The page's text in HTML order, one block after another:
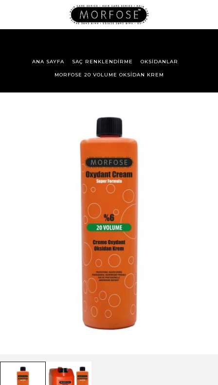
ANA SAYFA SAÇ RENKLENDIRME OKSIDANLAR
MORFOSE 20 VOLUME OKSIDAN KREM